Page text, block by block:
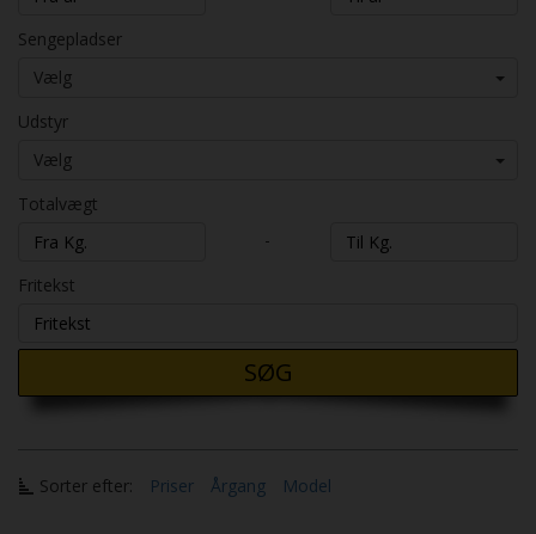
Sengepladser
Vælg
Udstyr
Vælg
Totalvægt
-
Fritekst
SØG
Sorter efter: Priser Årgang Model